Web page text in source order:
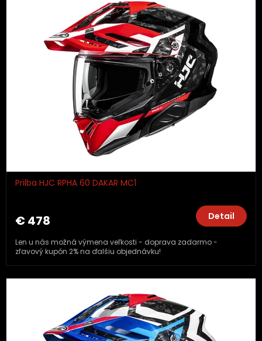
Prilba HJC RPHA 60 DAKAR MC1
€ 478 Detail
Len u nás možná výmena veľkosti - doprava zadarmo -
zľavový kupón 2% na ďalšiu objednávku!